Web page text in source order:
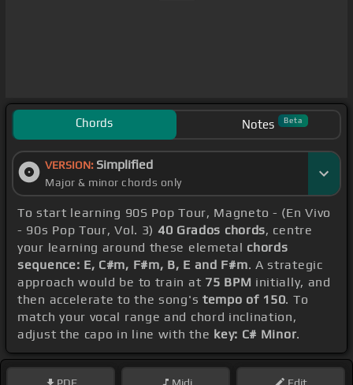
Chords Notes Beta
VERSION: Simplified
Major & minor chords only
To start learning 90S Pop Tour, Magneto - (En Vivo
- 90s Pop Tour, Vol. 3) 40 Grados chords, centre
your learning around these elemetal chords
sequence: E, C#m, F#m, B, E and F#m. A strategic
approach would be to train at 75 BPM initially, and
then accelerate to the song's tempo of 150. To
match your vocal range and chord inclination,
adjust the capo in line with the key: C# Minor.